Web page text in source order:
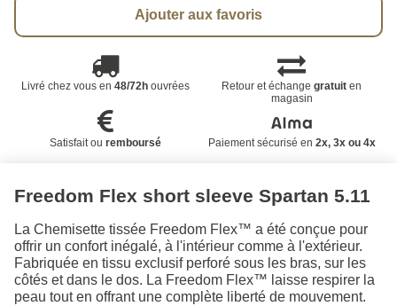
Ajouter aux favoris
Livré chez vous en 48/72houvrées Retour et échangegratuit en
magasin
Satisfait ou remboursé Paiement sécurisé en 2x, 3x ou 4x
Freedom Flex short sleeve Spartan 5.11
La Chemisette tissée Freedom Flex™ a été conçue pour
offrir un confort inégalé, à l'intérieur comme à l'extérieur.
Fabriquée en tissu exclusif perforé sous les bras, sur les
côtés et dans le dos. La Freedom Flex™ laisse respirer la
peau tout en offrant une complète liberté de mouvement.